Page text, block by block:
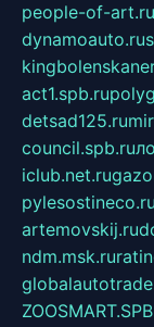
people-of-art.ru
dynamoauto.ru
act1.spb.ru
detsad125.ru
council.spb.ru
iclub.net.ru
pylesostineco.ru
artemovskij.ru
ndm.msk.ru